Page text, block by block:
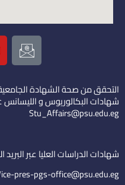
I
c
o
n
-
e
i
l
التحقق من صحة الشهادة
شهادات البكالوريوس و الليسانس
Stu_Affairs@psu.edu.eg
شهادات الدراسات العليا عبر البريد
pres-pgs-office@psu.edu.eg